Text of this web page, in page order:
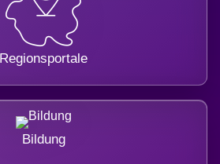
Regionsportale
Bildung